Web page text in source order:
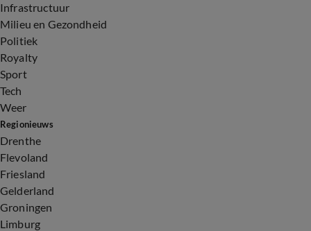
Infrastructuur
Milieu en Gezondheid
Politiek
Royalty
Sport
Tech
Weer
Regionieuws
Drenthe
Flevoland
Friesland
Gelderland
Groningen
Limburg